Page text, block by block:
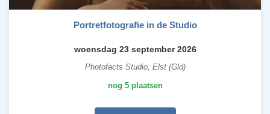
Portretfotografie in de Studio
woensdag 23 september 2026
Photofacts Studio, Elst (Gld)
nog 5 plaatsen